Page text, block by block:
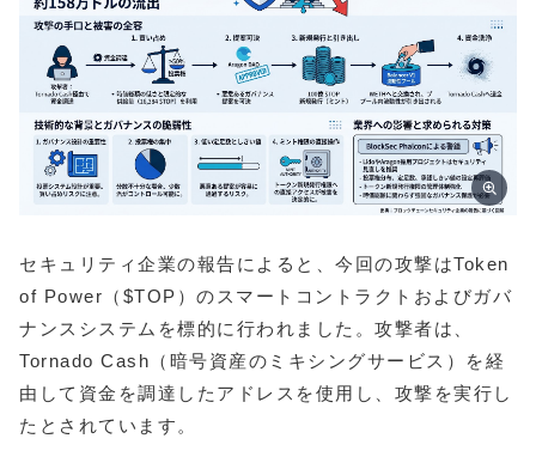
セキュリティ企業の報告によると、今回の攻撃はToken
of Power（$TOP）のスマートコントラクトおよびガバ
ナンスシステムを標的に行われました。攻撃者は、
Tornado Cash（暗号資産のミキシングサービス）を経
由して資金を調達したアドレスを使用し、攻撃を実行し
たとされています。